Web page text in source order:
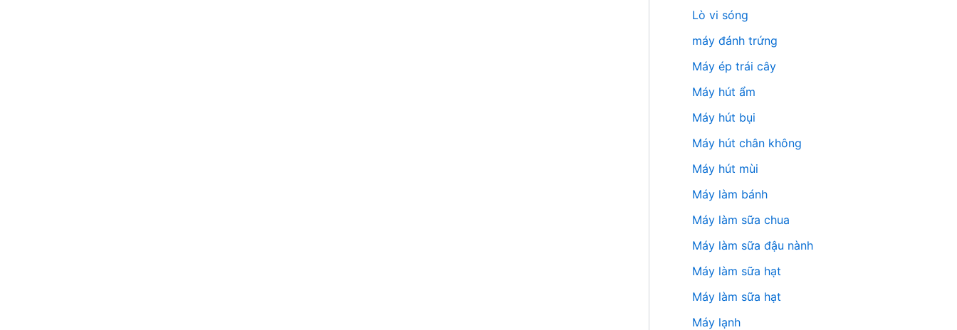
Lò vi sóng
máy đánh trứng
Máy ép trái cây
Máy hút ẩm
Máy hút bụi
Máy hút chân không
Máy hút mùi
Máy làm bánh
Máy làm sữa chua
Máy làm sữa đậu nành
Máy làm sữa hạt
Máy làm sữa hạt
Máy lạnh